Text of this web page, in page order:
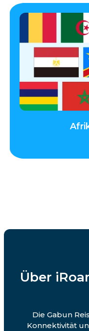
Über
Die Gabun
Konnektivität